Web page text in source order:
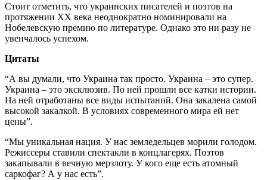
Стоит отметить, что украинских писателей и поэтов на
протяжении ХХ века неоднократно номинировали на
Нобелевскую премию по литературе. Однако это ни разу не
увенчалось успехом.
Цитаты
“А вы думали, что Украина так просто. Украина – это супер.
Украина – это эксклюзив. По ней прошли все катки истории.
На ней отработаны все виды испытаний. Она закалена самой
высокой закалкой. В условиях современного мира ей нет
цены”.
“Мы уникальная нация. У нас земледельцев морили голодом.
Режиссеры ставили спектакли в концлагерях. Поэтов
закапывали в вечную мерзлоту. У кого еще есть атомный
саркофаг? А у нас есть”.